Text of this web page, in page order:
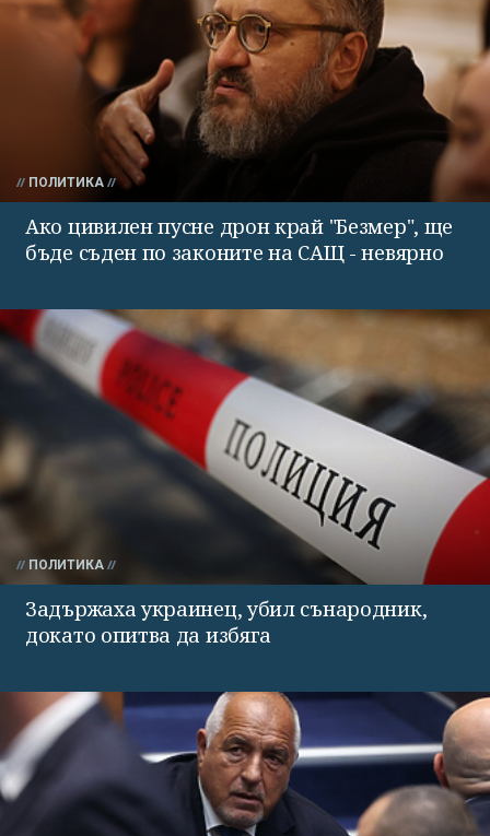
ПОЛИТИКА
Ако цивилен пусне дрон край "Безмер", ще
бъде съден по законите на САЩ - невярно
ПОЛИТИКА
Задържаха украинец, убил сънародник,
докато опитва да избяга